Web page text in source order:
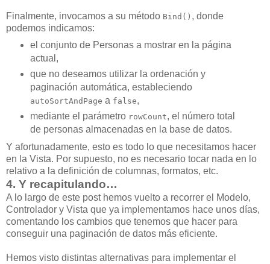
Finalmente, invocamos a su método Bind() , donde
podemos indicamos:
el conjunto de Personas a mostrar en la página
actual,
que no deseamos utilizar la ordenación y
paginación automática, estableciendo
autoSortAndPage a false,
mediante el parámetro rowCount, el número total
de personas almacenadas en la base de datos.
Y afortunadamente, esto es todo lo que necesitamos hacer
en la Vista. Por supuesto, no es necesario tocar nada en lo
relativo a la definición de columnas, formatos, etc.
4. Y recapitulando…
A lo largo de este post hemos vuelto a recorrer el Modelo,
Controlador y Vista que ya implementamos hace unos días,
comentando los cambios que tenemos que hacer para
conseguir una paginación de datos más eficiente.
Hemos visto distintas alternativas para implementar el